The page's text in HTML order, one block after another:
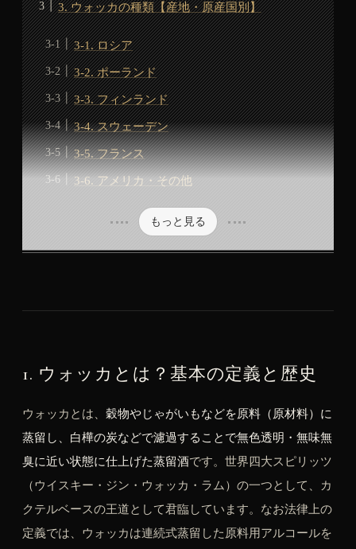
3. ウォッカの種類【産地・原産国別】
3-1. ロシア
3-2. ポーランド
3-3. フィンランド
3-4. スウェーデン
3-5. フランス
3-6. アメリカ・その他
もっと見る
1. ウォッカとは？基本の定義と歴史
ウォッカとは、 穀物やじゃがいもなどを原料（原材料）に
蒸留し、白樺の炭などで濾過することで無色透明・無味無
臭に近い状態に仕上げた蒸留酒です。世界四大スピリッツ
（ウイスキー・ジン・ウォッカ・ラム）の一つとして、カ
クテルベースの王道として君臨しています。なお法律上の
定義では、ウォッカは連続式蒸留した原料用アルコールを